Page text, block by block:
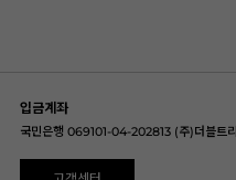
입금계좌
국민은행 069101-04-202813 (주)더블트리